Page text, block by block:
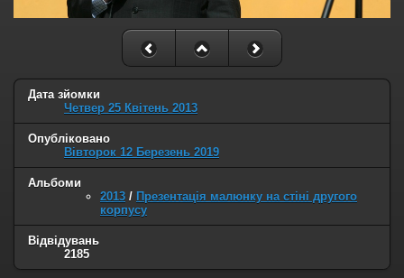
Дата зйомки
Четвер 25 Квітень 2013
Опубліковано
Вівторок 12 Березень 2019
Альбоми
2013 / Презентація малюнку на стіні другого
корпусу
Відвідувань
2185